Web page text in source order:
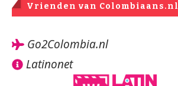
Vrienden van Colombiaans.nl
Go2Colombia.nl
Latinonet